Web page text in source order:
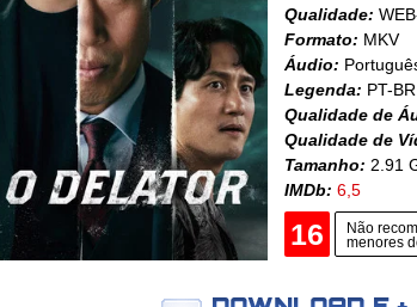
Qualidade:
Formato: MKV
Áudio:
Legenda: PT-BR
Qualidade de
Qualidade de
Tamanho: 2.91
IMDb: 6,5
16
Não
menores